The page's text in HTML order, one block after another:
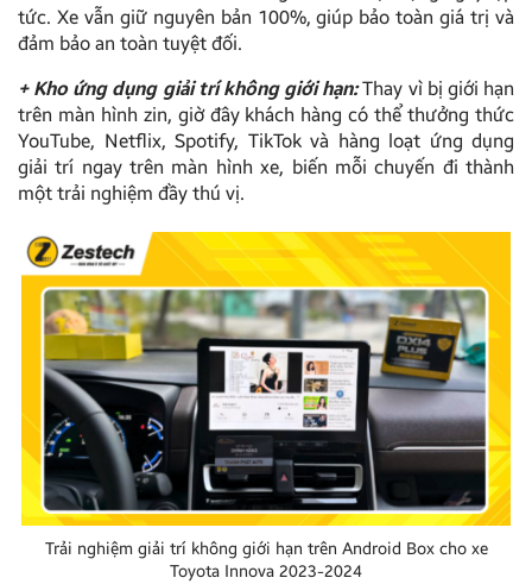
tức. Xe vẫn giữ nguyên bản 100%, giúp bảo toàn giá trị và
đảm bảo an toàn tuyệt đối.
+ Kho ứng dụng giải trí không giới hạn:Thay vì bị giới hạn
trên màn hình zin, giờ đây khách hàng có thể thưởng thức
YouTube, Netflix, Spotify, TikTok và hàng loạt ứng dụng
giải trí ngay trên màn hình xe, biến mỗi chuyến đi thành
một trải nghiệm đầy thú vị.
Trải nghiệm giải trí không giới hạn trên Android Box cho xe
Toyota Innova 2023-2024